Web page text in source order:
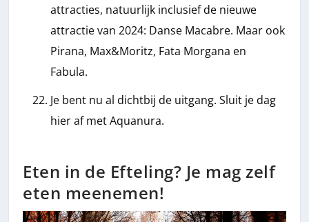
attracties, natuurlijk inclusief de nieuwe
attractie van 2024: Danse Macabre. Maar ook
Pirana, Max&Moritz, Fata Morgana en
Fabula.
Je bent nu al dichtbij de uitgang. Sluit je dag
hier af met Aquanura.
Eten in de Efteling? Je mag zelf
eten meenemen!